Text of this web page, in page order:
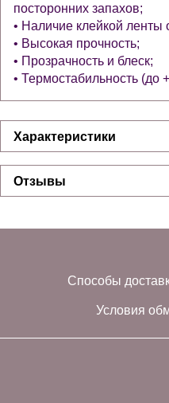
посторонних запахов;
• Наличие клейкой ленты
• Высокая прочность;
• Прозрачность и блеск;
• Термостабильность (до
Характеристики
Отзывы
Способы
Условия